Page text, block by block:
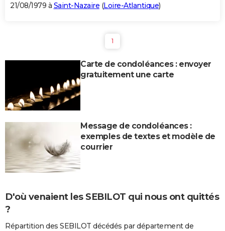
21/08/1979 à Saint-Nazaire (Loire-Atlantique)
1
Carte de condoléances : envoyer
gratuitement une carte
Message de condoléances :
exemples de textes et modèle de
courrier
D'où venaient les SEBILOT qui nous ont quittés
?
Répartition des SEBILOT décédés par département de